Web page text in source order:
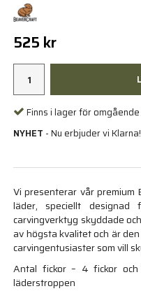
525 kr
Finns i lager för
NYHET - Nu erbjuder vi Klarna!
Vi presenterar vår premium
läder, speciellt
carvingverktyg skyddade
av högsta kvalitet och är
carvingentusiaster som vill
Antal fickor – 4 fickor
läderstroppen